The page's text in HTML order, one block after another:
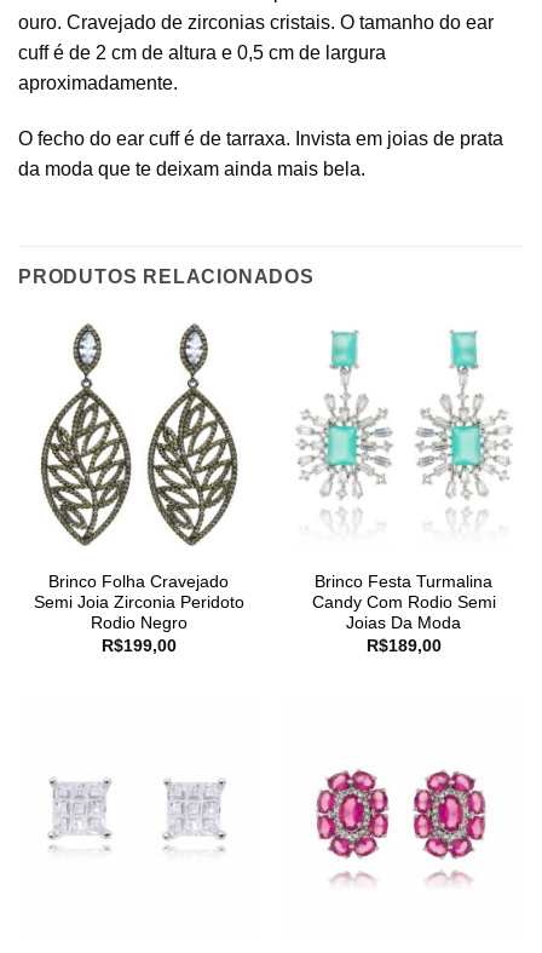
ouro. Cravejado de zirconias cristais. O tamanho do ear
cuff é de 2 cm de altura e 0,5 cm de largura
aproximadamente.
O fecho do ear cuff é de tarraxa. Invista em joias de prata
da moda que te deixam ainda mais bela.
PRODUTOS RELACIONADOS
Brinco Folha Cravejado
Semi Joia Zirconia Peridoto
Rodio Negro
R$199,00
Brinco Festa Turmalina
Candy Com Rodio Semi
Joias Da Moda
R$189,00